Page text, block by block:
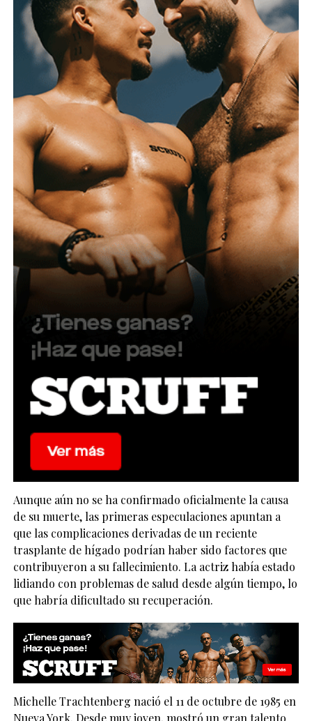
Aunque aún no se ha confirmado oficialmente la causa
de su muerte, las primeras especulaciones apuntan a
que las complicaciones derivadas de un reciente
trasplante de hígado podrían haber sido factores que
contribuyeron a su fallecimiento. La actriz había estado
lidiando con problemas de salud desde algún tiempo, lo
que habría dificultado su recuperación.
Michelle Trachtenberg nació el 11 de octubre de 1985 en
Nueva York. Desde muy joven, mostró un gran talento